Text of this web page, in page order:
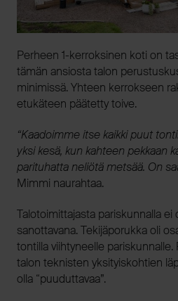
Perheen 1-kerroksinen koti on
tämän ansiosta talon
minimissä. Yhteen kerrokseen
etukäteen päätetty toive.
“Kaadoimme itse kaikki puut
yksi kesä, kun kahteen pekkaan
parituhatta neliötä metsää. On
Mimmi naurahtaa.
Talotoimittajasta pariskunnalla ei
sanottavana. Tekijäporukka oli
tontilla viihtyneelle pariskunnalle.
talon teknisten yksityiskohtien
olla “puuduttavaa”.